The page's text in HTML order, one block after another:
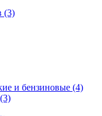
(3)
и бензиновые (4)
(3)